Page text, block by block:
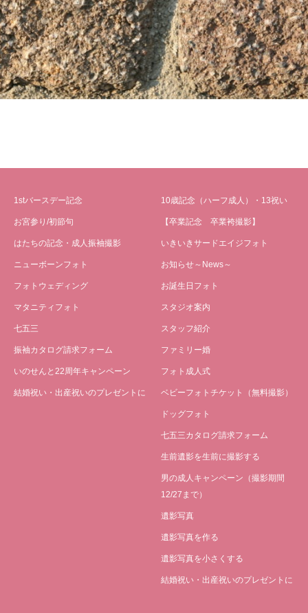
1stバースデー記念
お宮参り/初節句
はたちの記念・成人振袖撮影
ニューボーンフォト
フォトウェディング
マタニティフォト
七五三
振袖カタログ請求フォーム
いのせんと22周年キャンペーン
結婚祝い・出産祝いのプレゼントに
10歳記念（ハーフ成人）・13祝い
【卒業記念 卒業袴撮影】
いきいきサードエイジフォト
お知らせ～News～
お誕生日フォト
スタジオ案内
スタッフ紹介
ファミリー婚
フォト成人式
ベビーフォトチケット（無料撮影）
ドッグフォト
七五三カタログ請求フォーム
生前遺影を生前に撮影する
男の成人キャンペーン（撮影期間
12/27まで）
遺影写真
遺影写真を作る
遺影写真を小さくする
結婚祝い・出産祝いのプレゼントに